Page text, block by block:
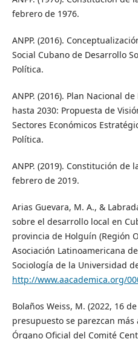
febrero de 1976.
ANPP. (2016).
Social Cubano de Desarrollo
Política.
ANPP. (2016). Plan Nacional
hasta 2030: Propuesta de
Sectores Económicos
Política.
ANPP. (2019). Constitución de
febrero de 2019.
Arias Guevara, M. A., &
sobre el desarrollo local en
provincia de Holguín (Región
Asociación Latinoamericana
Sociología de la Universidad
http://www.aacademica.org/
Bolaños Weiss, M. (2022, 16
presupuesto se parezcan
Órgano Oficial del Comité